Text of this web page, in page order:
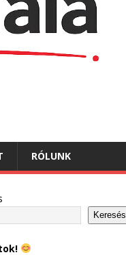
RÓLUNK
Keresés